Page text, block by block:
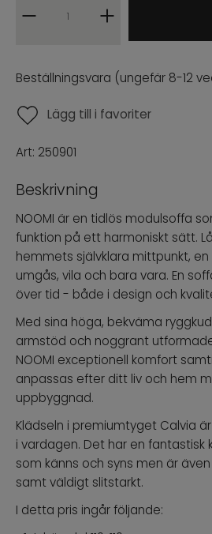
Beställningsvara (ungefär 8-12
Lägg till i favoriter
Art: 250901
Beskrivning
NOOMI är en tidlös modulsoffa
funktion på ett harmoniskt sätt.
hemmets självklara mittpunkt,
umgås, vila och bara vara. En
över tid - både i design och
Med sina höga, bekväma
armstöd och noggrant
NOOMI exceptionell komfort
anpassas efter ditt liv och hem
uppbyggnad.
Klädseln i premiumtyget Calvia
i vardagen. Det har en fantastisk
som känns och syns men är
samt väldigt slitstarkt.
I detta pris ingår följande: